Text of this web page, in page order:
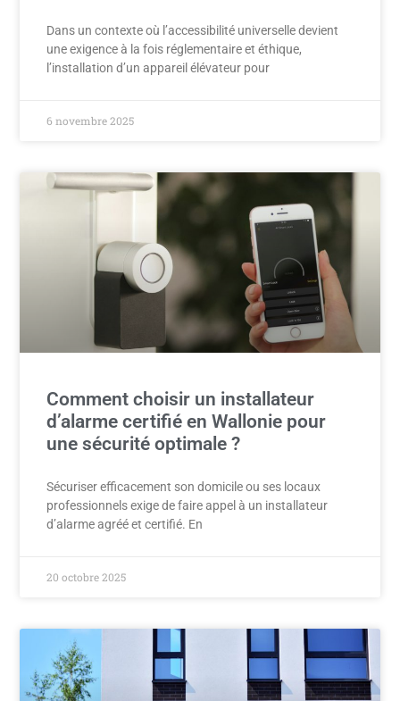
Dans un contexte où l’accessibilité universelle devient
une exigence à la fois réglementaire et éthique,
l’installation d’un appareil élévateur pour
6 novembre 2025
Comment choisir un installateur
d’alarme certifié en Wallonie pour
une sécurité optimale ?
Sécuriser efficacement son domicile ou ses locaux
professionnels exige de faire appel à un installateur
d’alarme agréé et certifié. En
20 octobre 2025